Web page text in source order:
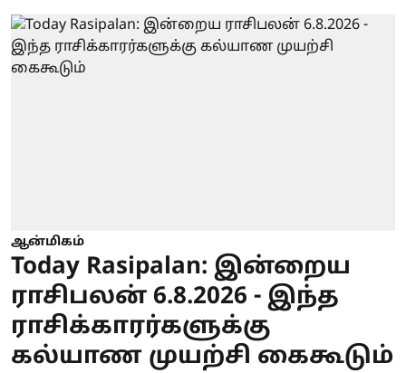
ஆன்மிகம்
Today Rasipalan: இன்றைய
ராசிபலன் 6.8.2026 - இந்த
ராசிக்காரர்களுக்கு
கல்யாண முயற்சி கைகூடும்